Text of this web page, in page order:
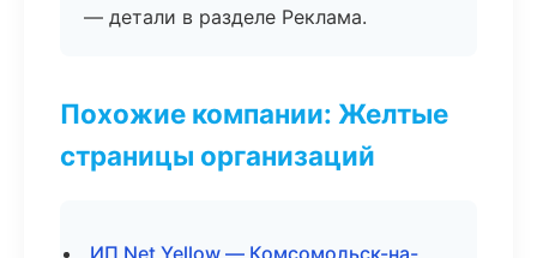
— детали в разделе Реклама.
Похожие компании: Желтые
страницы организаций
ИП Net Yellow — Комсомольск-на-